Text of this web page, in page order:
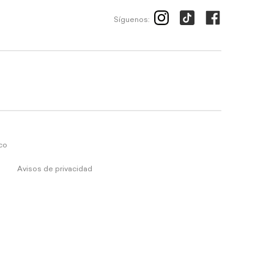
Síguenos:
Avisos de privacidad